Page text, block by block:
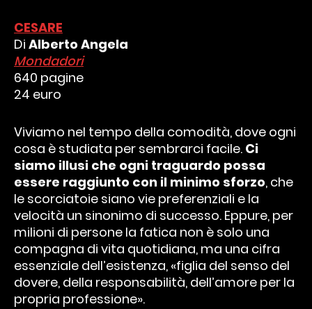
CESARE
Di Alberto Angela
Mondadori
640 pagine
24 euro
Viviamo nel tempo della comodità, dove ogni
cosa è studiata per sembrarci facile. Ci
siamo illusi che ogni traguardo possa
essere raggiunto con il minimo sforzo, che
le scorciatoie siano vie preferenziali e la
velocità un sinonimo di successo. Eppure, per
milioni di persone la fatica non è solo una
compagna di vita quotidiana, ma una cifra
essenziale dell’esistenza, «figlia del senso del
dovere, della responsabilità, dell’amore per la
propria professione».